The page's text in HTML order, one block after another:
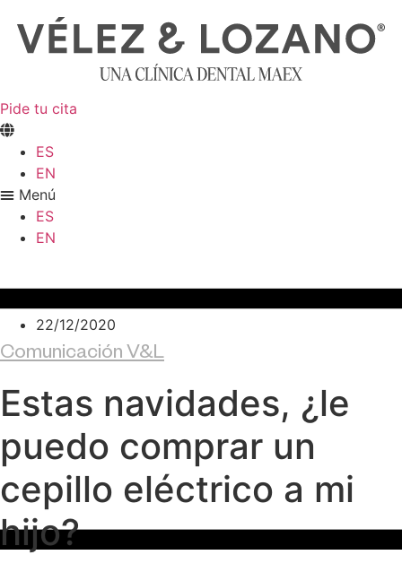
contenido
Pide tu cita
ES
EN
Menú
ES
EN
22/12/2020
Comunicación V&L
Estas navidades, ¿le
puedo comprar un
cepillo eléctrico a mi
hijo?